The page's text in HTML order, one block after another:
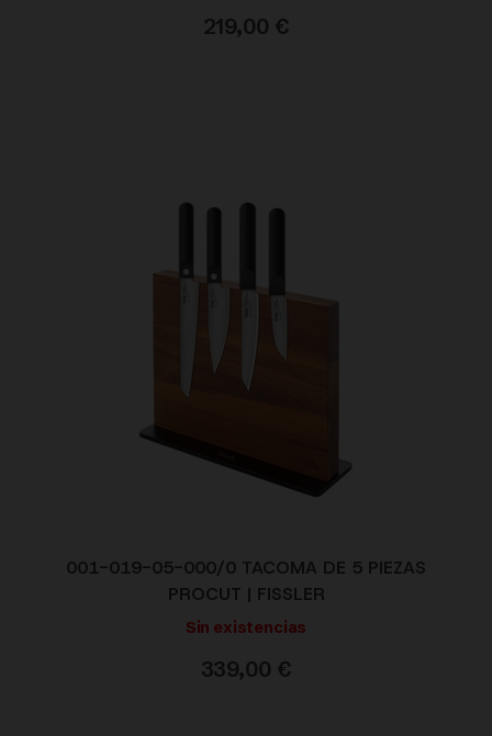
219,00 €
001-019-05-000/0 TACOMA DE 5 PIEZAS
PROCUT | FISSLER
Sin existencias
339,00 €